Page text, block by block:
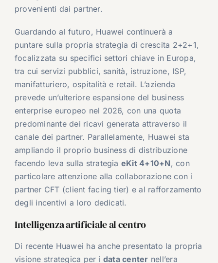
provenienti dai partner.
Guardando al futuro, Huawei continuerà a
puntare sulla propria strategia di crescita 2+2+1,
focalizzata su specifici settori chiave in Europa,
tra cui servizi pubblici, sanità, istruzione, ISP,
manifatturiero, ospitalità e retail. L’azienda
prevede un’ulteriore espansione del business
enterprise europeo nel 2026, con una quota
predominante dei ricavi generata attraverso il
canale dei partner. Parallelamente, Huawei sta
ampliando il proprio business di distribuzione
facendo leva sulla strategia eKit 4+10+N, con
particolare attenzione alla collaborazione con i
partner CFT (client facing tier) e al rafforzamento
degli incentivi a loro dedicati.
Intelligenza artificiale al centro
Di recente Huawei ha anche presentato la propria
visione strategica per i data center nell’era